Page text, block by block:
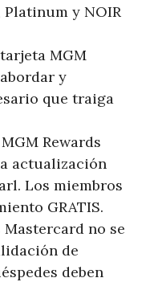
y NOIR
MGM
y
que traiga
Rewards
actualización
Los miembros
GRATIS.
no se
de
deben